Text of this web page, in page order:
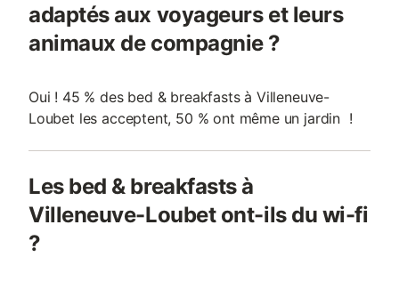
adaptés aux voyageurs et leurs
animaux de compagnie ?
Oui ! 45 % des bed & breakfasts à Villeneuve-
Loubet les acceptent, 50 % ont même un jardin !
Les bed & breakfasts à
Villeneuve-Loubet ont-ils du wi-fi
?